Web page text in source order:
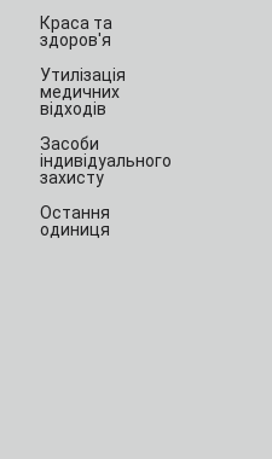
Краса та
здоров'я
Утилізація
медичних
відходів
Засоби
індивідуального
захисту
Остання
одиниця